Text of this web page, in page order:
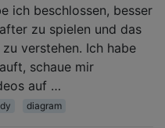
ich beschlossen, besser
zu spielen und das
verstehen. Ich habe
schaue mir
auf …
diagram